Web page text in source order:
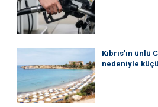
Kıbrıs’ın
nedeniyle